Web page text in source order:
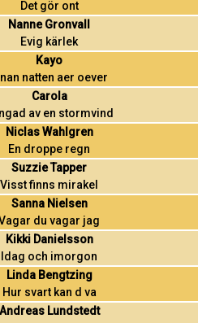
Det gör ont
Nanne Gronvall
Evig kärlek
Kayo
natten aer oever
Carola
av en stormvind
Niclas Wahlgren
En droppe regn
Suzzie Tapper
Visst finns mirakel
Sanna Nielsen
du vagar jag
Kikki Danielsson
Idag och imorgon
Linda Bengtzing
Hur svart kan d va
Andreas Lundstedt